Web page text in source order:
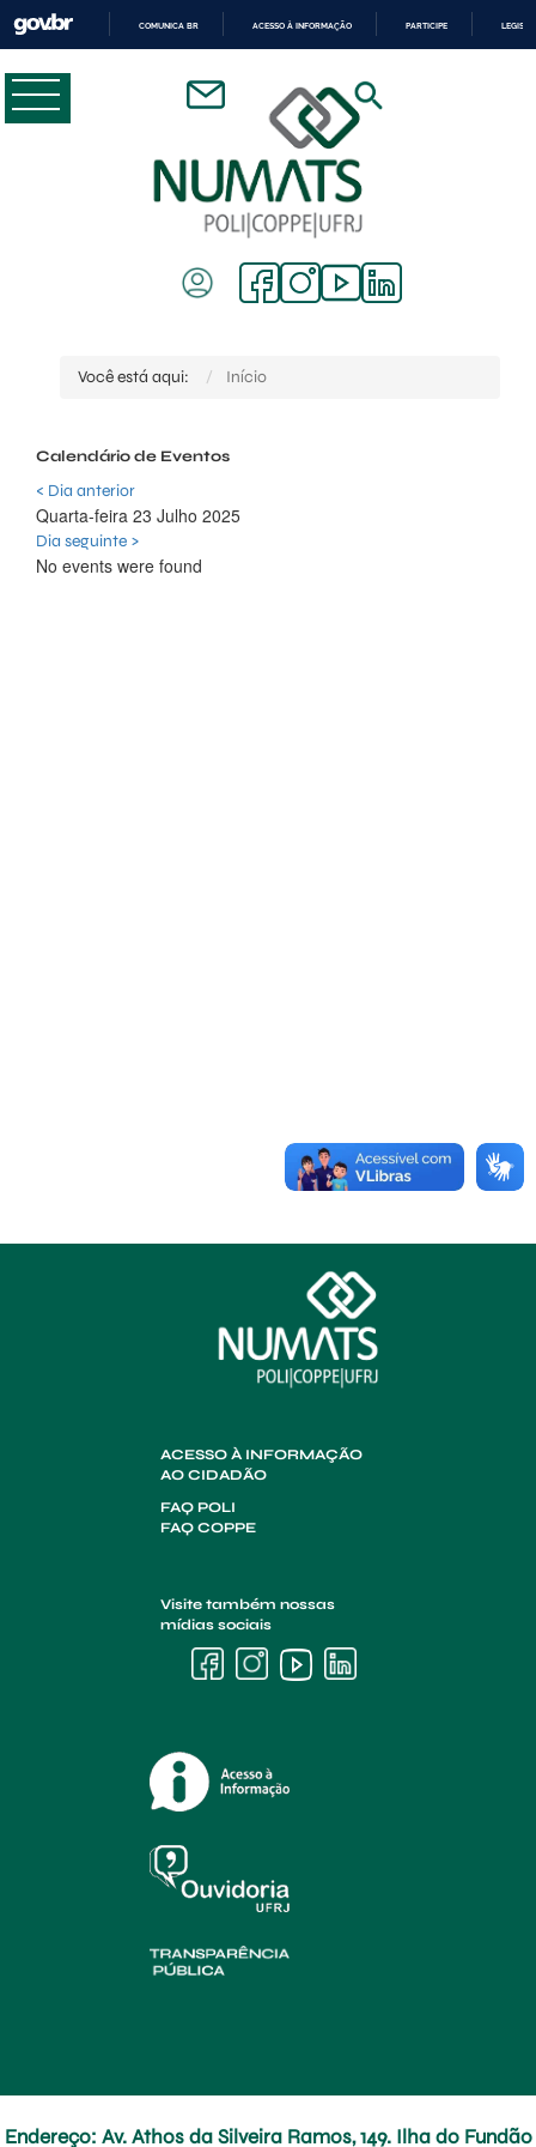
CONTEÚDO
COMUNICA BR ACESSO À INFORMAÇÃO PARTICIPE
Você está aqui: Início
Calendário de Eventos
< Dia anterior
Quarta-feira 23 Julho 2025
Dia seguinte >
No events were found
ACESSO À INFORMAÇÃO
AO CIDADÃO
FAQ POLI
FAQ COPPE
Visite também nossas
mídias sociais
Endereço: Av. Athos da Silveira Ramos, 149. Ilha do Fundão